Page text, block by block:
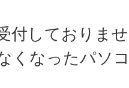
付しておりま
くなったパソ